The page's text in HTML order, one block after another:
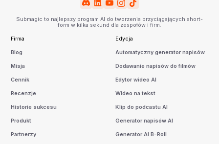
Submagic to najlepszy program AI do tworzenia przyciągających short-
form w kilka sekund dla zespołów i firm.
Firma
Blog
Misja
Cennik
Recenzje
Historie sukcesu
Produkt
Partnerzy
Edycja
Automatyczny generator napisów
Dodawanie napisów do filmów
Edytor wideo AI
Wideo na tekst
Klip do podcastu AI
Generator napisów AI
Generator AI B-Roll